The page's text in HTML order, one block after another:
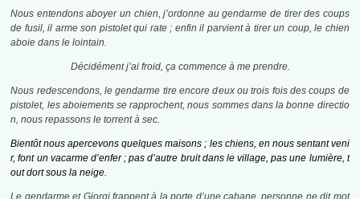
Nous entendons aboyer un chien, j’ordonne au gendarme de tirer des coups
de fusil, il arme son pistolet qui rate ; enfin il parvient à tirer un coup, le chien
aboie dans le lointain.
Décidément j’ai froid, ça commence à me prendre.
Nous redescendons, le gendarme tire encore deux ou trois fois des coups de
pistolet, les aboiements se rapprochent, nous sommes dans la bonne directio
n, nous repassons le torrent à sec.
Bientôt nous apercevons quelques maisons ; les chiens, en nous sentant veni
r, font un vacarme d’enfer ; pas d’autre bruit dans le village, pas une lumière, t
out dort sous la neige.
Le gendarme et Giorgi frappent à la porte d’une cabane, personne ne dit mot